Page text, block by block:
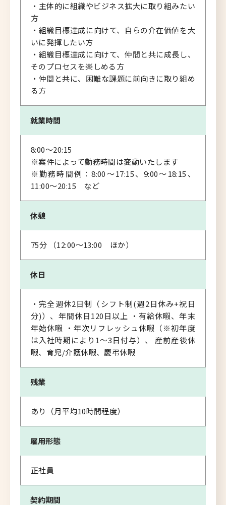
・主体的に組織やビジネス拡大に取り組みたい
方
・組織目標達成に向けて、自らの介在価値を大
いに発揮したい方
・組織目標達成に向けて、仲間と共に成長し、
そのプロセスを楽しめる方
・仲間と共に、困難な課題に前向きに取り組め
る方
就業時間
8:00～20:15
※案件によって勤務時間は変動いたします
※勤務時間例：8:00～17:15、9:00～18:15、
11:00～20:15 など
休憩
75分 （12:00～13:00 ほか）
休日
・完全週休2日制（シフト制(週2日休み+祝日
分)）、年間休日120日以上 ・有給休暇、年末
年始休暇 ・年次リフレッシュ休暇（※初年度
は入社時期により1～3日付与）、 産前産後休
暇、育児/介護休暇、慶弔休暇
残業
あり（月平均10時間程度）
雇用形態
正社員
契約期間